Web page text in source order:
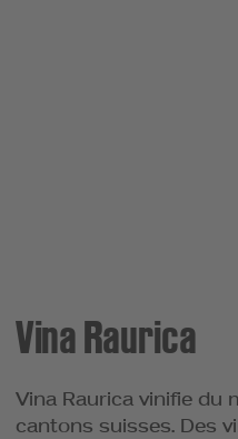
Vina Raurica
Vina Raurica vinifie du
cantons suisses. Des